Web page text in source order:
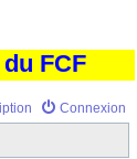
FCF
Connexion